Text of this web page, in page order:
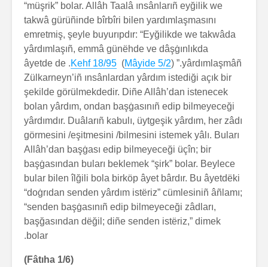
“müşrik” bolar. Allâh Taalâ ınsânlarıñ eyğilik we
takwâ gürüñinde bîrbîri bilen yardımlaşmasını
emretmiş, şeyle buyurıpdır: “Eyğilikde we takwâda
yârdımlaşıñ, emmâ günëhde ve dâşġınlıkda
yârdımlaşmâñ.” (
Mâyide 5/2
)
Kehf 18/95
. âyetde de
Zülkarneyn’iñ ınsânlardan yârdım istediği açık bir
şekilde görülmekdedir. Diñe Allâh’dan istenecek
bolan yârdım, ondan başġasınıñ edip bilmeyeceği
yârdımdır. Duâlarıñ kabulı, üytgeşik yârdım, her zâdı
görmesini /eşitmesini /bilmesini istemek yâlı. Buları
Allâh’dan başġası edip bilmeyeceği üçîn; bir
başġasından buları beklemek “şirk” bolar. Beylece
bular bilen îlğili bola birköp âyet bârdır. Bu âyetdëki
“doġrıdan senden yârdım istëriz” cümlesiniñ âñlamı;
“senden başġasınıñ edip bilmeyeceği zâdları,
başğasından dëğil; diñe senden istëriz,” dimek
bolar.
(Fâtıha 1/6)